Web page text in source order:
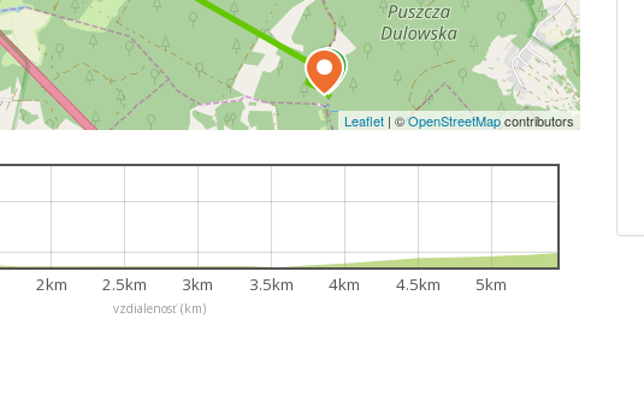
Leaflet | ©OpenStreetMapcontributors
vzdialenosť (km)
2km 2.5km 3km 3.5km 4km 4.5km 5km